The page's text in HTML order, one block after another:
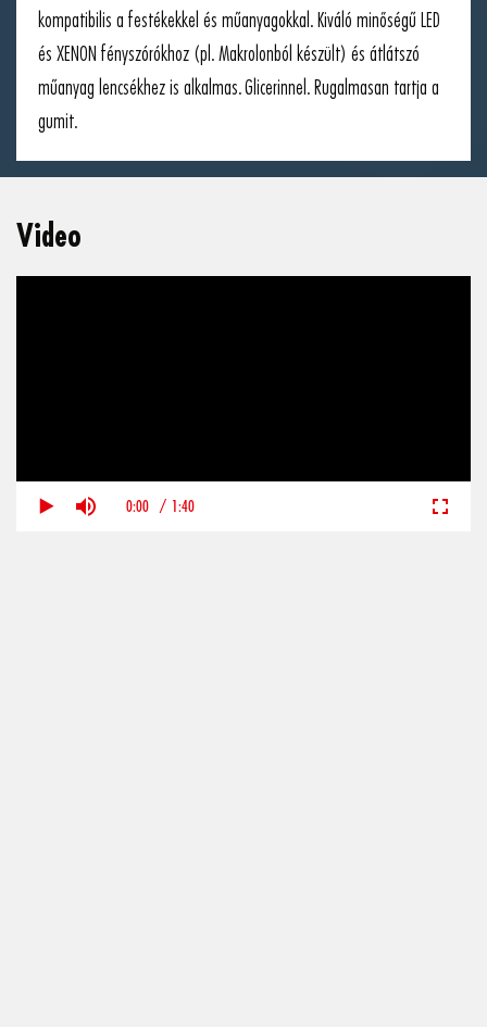
kompatibilis a festékekkel és műanyagokkal. Kiváló minőségű LED
és XENON fényszórókhoz (pl. Makrolonból készült) és átlátszó
műanyag lencsékhez is alkalmas. Glicerinnel. Rugalmasan tartja a
gumit.
Video
0:00 / 1:40